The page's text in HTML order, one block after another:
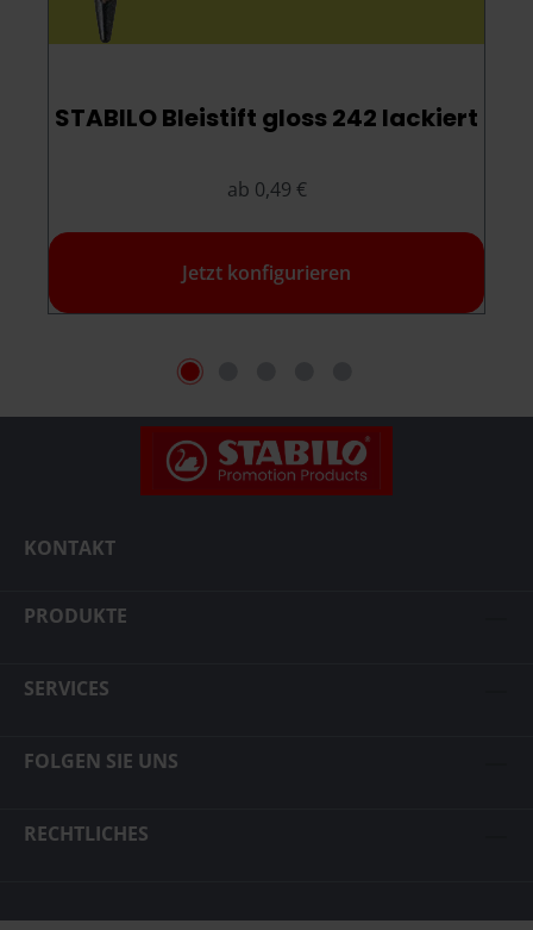
STABILO Bleistift gloss 242 lackiert
ab 0,49 €
Jetzt konfigurieren
KONTAKT
PRODUKTE
SERVICES
FOLGEN SIE UNS
RECHTLICHES